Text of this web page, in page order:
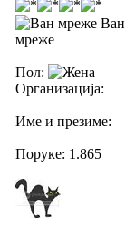
Ван
мреже
Пол:
Организација:
Име и презиме:
Поруке: 1.865